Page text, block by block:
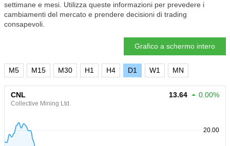
settimane e mesi. Utilizza queste informazioni per prevedere i
cambiamenti del mercato e prendere decisioni di trading
consapevoli.
Grafico a schermo intero
M5 M15 M30 H1 H4 D1 W1 MN
CNL
Collective Mining Ltd.
13.64 0.00%